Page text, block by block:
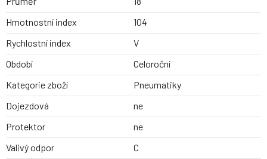
Hmotnostní index
104
Rychlostní index
V
Období
Celoroční
Kategorie zboží
Pneumatiky
Dojezdová
ne
Protektor
ne
Valivý odpor
C